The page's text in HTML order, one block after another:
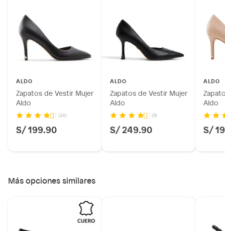
Plantas.
Productos que hayan sido previamente instalados.
Baterías de auto.
Motocicletas y bicicletas motorizadas.
ALDO
Zapatos de Vestir Mujer
Aldo
(24)
S/ 199.90
ALDO
Zapatos de Vestir Mujer
Aldo
(9)
S/ 249.90
ALDO
Aldo
S/
Más opciones similares